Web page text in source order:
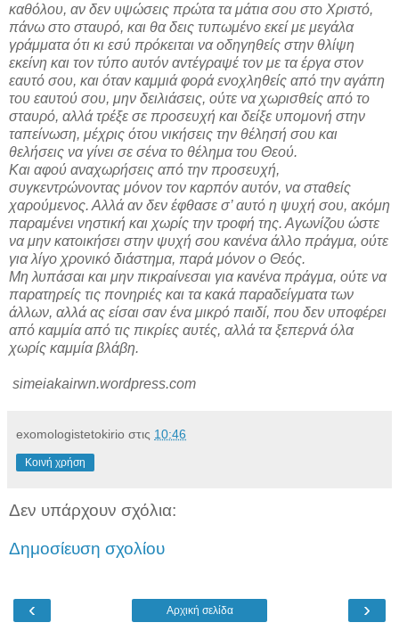
καθόλου, αν δεν υψώσεις πρώτα τα μάτια σου στο Χριστό,
πάνω στο σταυρό, και θα δεις τυπωμένο εκεί με μεγάλα
γράμματα ότι κι εσύ πρόκειται να οδηγηθείς στην θλίψη
εκείνη και τον τύπο αυτόν αντέγραψέ τον με τα έργα στον
εαυτό σου, και όταν καμμιά φορά ενοχληθείς από την αγάπη
του εαυτού σου, μην δειλιάσεις, ούτε να χωρισθείς από το
σταυρό, αλλά τρέξε σε προσευχή και δείξε υπομονή στην
ταπείνωση, μέχρις ότου νικήσεις την θέλησή σου και
θελήσεις να γίνει σε σένα το θέλημα του Θεού.
Και αφού αναχωρήσεις από την προσευχή,
συγκεντρώνοντας μόνον τον καρπόν αυτόν, να σταθείς
χαρούμενος. Αλλά αν δεν έφθασε σ’ αυτό η ψυχή σου, ακόμη
παραμένει νηστική και χωρίς την τροφή της. Αγωνίζου ώστε
να μην κατοικήσει στην ψυχή σου κανένα άλλο πράγμα, ούτε
για λίγο χρονικό διάστημα, παρά μόνον ο Θεός.
Μη λυπάσαι και μην πικραίνεσαι για κανένα πράγμα, ούτε να
παρατηρείς τις πονηριές και τα κακά παραδείγματα των
άλλων, αλλά ας είσαι σαν ένα μικρό παιδί, που δεν υποφέρει
από καμμία από τις πικρίες αυτές, αλλά τα ξεπερνά όλα
χωρίς καμμία βλάβη.
simeiakairwn.wordpress.com
exomologistetokirio στις 10:46
Κοινή χρήση
Δεν υπάρχουν σχόλια:
Δημοσίευση σχολίου
‹ ›
Αρχική σελίδα